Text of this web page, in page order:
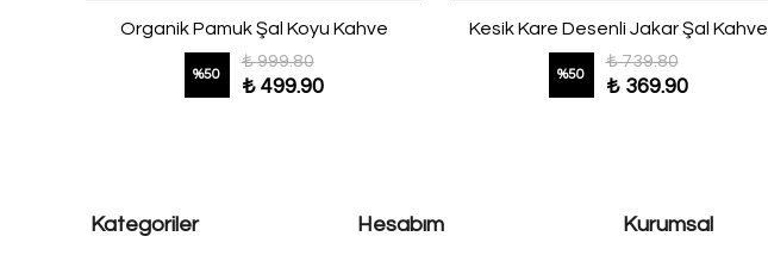
Organik Pamuk Şal Koyu Kahve
%50
₺ 999.80
₺ 499.90
Kesik Kare Desenli Jakar Şal Kahve
%50
₺ 739.80
₺ 369.90
Kategoriler Hesabım Kurumsal